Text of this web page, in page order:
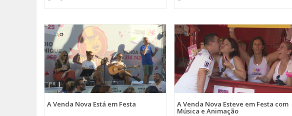
A Venda Nova Está em Festa A Venda Nova Esteve em Festa com
Música e Animação